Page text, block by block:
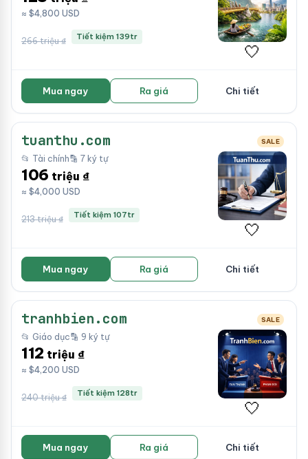
≈ $4,800 USD
266 triệu ₫ Tiết kiệm 139tr
🤍
Mua ngay Ra giá Chi tiết
tuanthu.com SALE
📂 Tài chính🔡 7 ký tự
106 triệu ₫
≈ $4,000 USD
213 triệu ₫ Tiết kiệm 107tr
🤍
Mua ngay Ra giá Chi tiết
tranhbien.com SALE
📂 Giáo dục🔡 9 ký tự
112 triệu ₫
≈ $4,200 USD
240 triệu ₫ Tiết kiệm 128tr
🤍
Mua ngay Ra giá Chi tiết